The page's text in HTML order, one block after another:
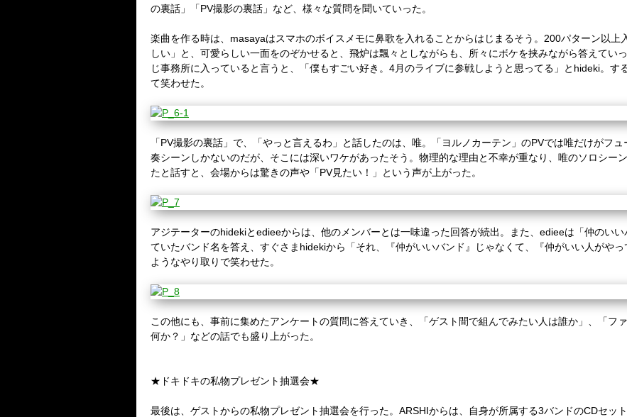
の裏話」「PV撮影の裏話」など、様々な質問を聞いていった。
楽曲を作る時は、masayaはスマホのボイスメモに鼻歌を入れることからはじまるそう。200パターン以上
しい」と、可愛らしい一面をのぞかせると、飛炉は飄々としながらも、所々にボケを挟みながら答えてい
じ事務所に入っていると言うと、「僕もすごい好き。4月のライブに参戦しようと思ってる」とhideki。す
て笑わせた。
「PV撮影の裏話」で、「やっと言えるわ」と話したのは、唯。「ヨルノカーテン」のPVでは唯だけがフ
奏シーンしかないのだが、そこには深いワケがあったそう。物理的な理由と不幸が重なり、唯のソロシー
たと話すと、会場からは驚きの声や「PV見たい！」という声が上がった。
アジテーターのhidekiとedieeからは、他のメンバーとは一味違った回答が続出。また、edieeは「仲のい
ていたバンド名を答え、すぐさまhidekiから「それ、『仲がいいバンド』じゃなくて、『仲がいい人がや
ようなやり取りで笑わせた。
この他にも、事前に集めたアンケートの質問に答えていき、「ゲスト間で組んでみたい人は誰か」、「フ
何か？」などの話でも盛り上がった。
★ドキドキの私物プレゼント抽選会★
最後は、ゲストからの私物プレゼント抽選会を行った。ARSHIからは、自身が所属する3バンドのCDセッ